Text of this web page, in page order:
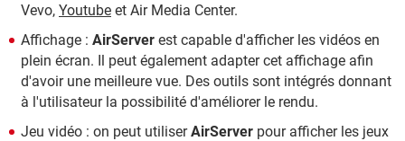
Vevo, Youtube et Air Media Center.
Affichage : AirServer est capable d'afficher les vidéos en
plein écran. Il peut également adapter cet affichage afin
d'avoir une meilleure vue. Des outils sont intégrés donnant
à l'utilisateur la possibilité d'améliorer le rendu.
Jeu vidéo : on peut utiliserAirServer pour afficher les jeux